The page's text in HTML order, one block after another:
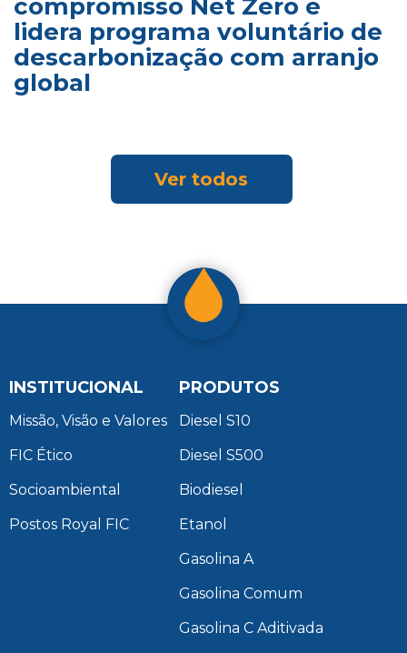
compromisso Net Zero e
lidera programa voluntário de
descarbonização com arranjo
global
Ver todos
INSTITUCIONAL
Missão, Visão e Valores
FIC Ético
Socioambiental
Postos Royal FIC
PRODUTOS
Diesel S10
Diesel S500
Biodiesel
Etanol
Gasolina A
Gasolina Comum
Gasolina C Aditivada